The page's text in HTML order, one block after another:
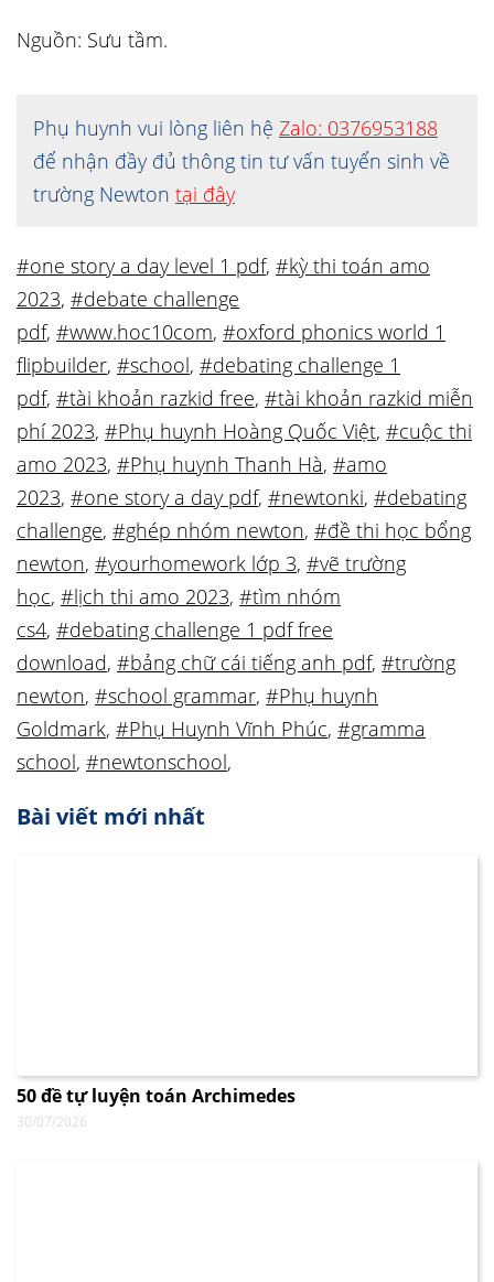
Nguồn: Sưu tầm.
Phụ huynh vui lòng liên hệ Zalo: 0376953188
để nhận đầy đủ thông tin tư vấn tuyển sinh về
trường Newton tại đây
#one story a day level 1 pdf, #kỳ thi toán amo
2023, #debate challenge
pdf, #www.hoc10com, #oxford phonics world 1
flipbuilder, #school, #debating challenge 1
pdf, #tài khoản razkid free, #tài khoản razkid miễn
phí 2023, #Phụ huynh Hoàng Quốc Việt, #cuộc thi
amo 2023, #Phụ huynh Thanh Hà, #amo
2023, #one story a day pdf, #newtonki, #debating
challenge, #ghép nhóm newton, #đề thi học bổng
newton, #yourhomework lớp 3, #vẽ trường
học, #lịch thi amo 2023, #tìm nhóm
cs4, #debating challenge 1 pdf free
download, #bảng chữ cái tiếng anh pdf, #trường
newton, #school grammar, #Phụ huynh
Goldmark, #Phụ Huynh Vĩnh Phúc, #gramma
school, #newtonschool,
Bài viết mới nhất
50 đề tự luyện toán Archimedes
30/07/2026